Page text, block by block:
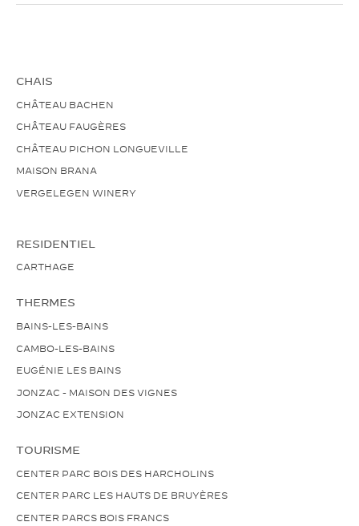
CHAIS
CHÂTEAU BACHEN
CHÂTEAU FAUGÈRES
CHÂTEAU PICHON LONGUEVILLE
MAISON BRANA
VERGELEGEN WINERY
RESIDENTIEL
CARTHAGE
THERMES
BAINS-LES-BAINS
CAMBO-LES-BAINS
EUGÉNIE LES BAINS
JONZAC - MAISON DES VIGNES
JONZAC EXTENSION
TOURISME
CENTER PARC BOIS DES HARCHOLINS
CENTER PARC LES HAUTS DE BRUYÈRES
CENTER PARCS BOIS FRANCS